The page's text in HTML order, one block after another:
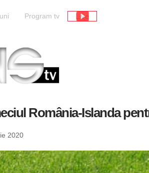
Program tv Live
România-Islanda
2020